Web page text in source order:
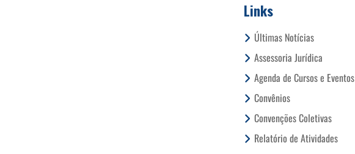
Links
Últimas Notícias
Assessoria Jurídica
Agenda de Cursos e Eventos
Convênios
Convenções Coletivas
Relatório de Atividades